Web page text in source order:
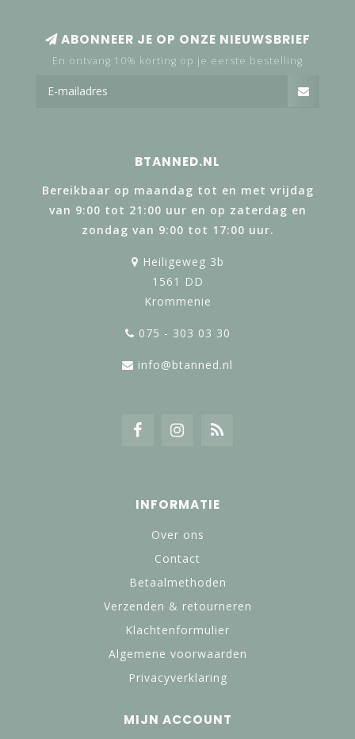
ABONNEER JE OP ONZE NIEUWSBRIEF
En ontvang 10% korting op je eerste bestelling
BTANNED.NL
Bereikbaar op maandag tot en met vrijdag
van 9:00 tot 21:00 uur en op zaterdag en
zondag van 9:00 tot 17:00 uur.
Heiligeweg 3b
1561 DD
Krommenie
075 - 303 03 30
info@btanned.nl
INFORMATIE
Over ons
Contact
Betaalmethoden
Verzenden & retourneren
Klachtenformulier
Algemene voorwaarden
Privacyverklaring
MIJN ACCOUNT